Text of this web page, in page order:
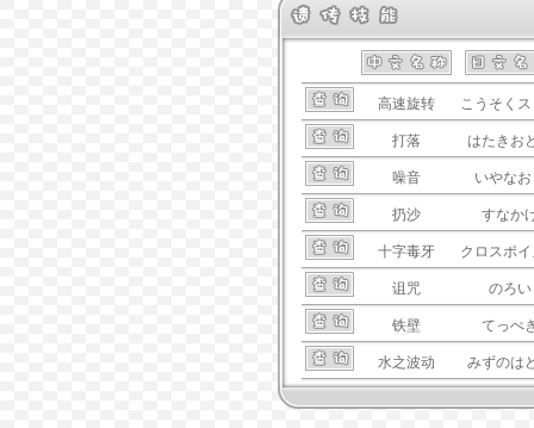
高速旋转 こうそく
打落 はたきお
噪音 いやな
扔沙 すなか
十字毒牙 クロスポ
诅咒 のろい
铁壁 てっぺ
水之波动 みずのは